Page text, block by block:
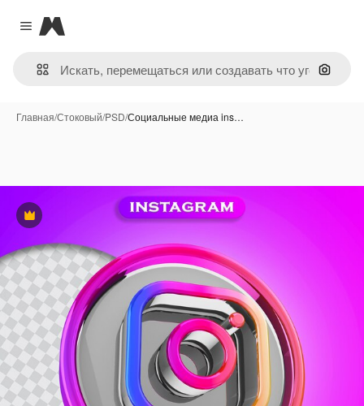
Close menu
Magnific
Поиск
Главная/Стоковый/PSD/Социальные медиа ins…
Премиум